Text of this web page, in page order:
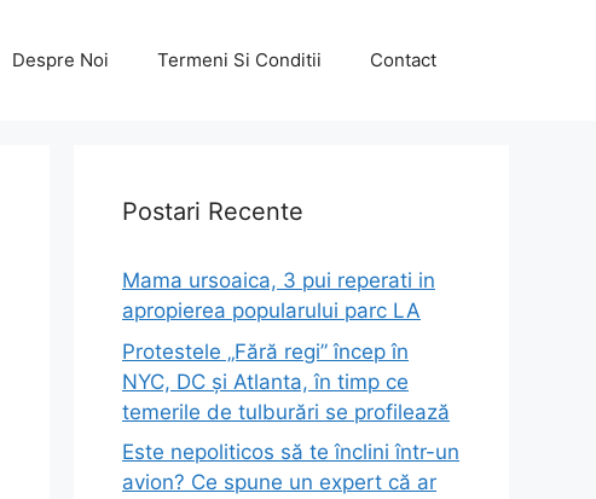
Despre Noi Termeni Si Conditii Contact
Postari Recente
Mama ursoaica, 3 pui reperati in
apropierea popularului parc LA
Protestele „Fără regi” încep în
NYC, DC și Atlanta, în timp ce
temerile de tulburări se profilează
Este nepoliticos să te înclini într-un
avion? Ce spune un expert că ar